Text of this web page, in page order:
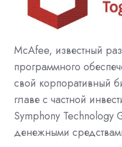
McAfee, известный
программного
свой корпоративный
главе с частной
Symphony
денежными